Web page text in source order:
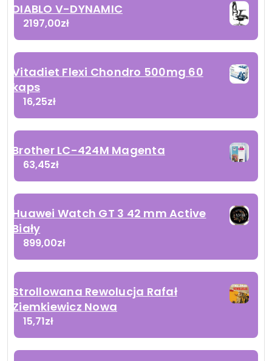
DIABLO V-DYNAMIC
2197,00zł
Vitadiet Flexi Chondro 500mg 60
kaps
16,25zł
Brother LC-424M Magenta
63,45zł
Huawei Watch GT 3 42 mm Active
Biały
899,00zł
Strollowana Rewolucja Rafał
Ziemkiewicz Nowa
15,71zł